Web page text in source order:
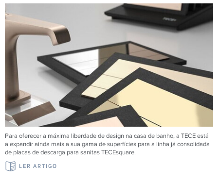
Para oferecer a máxima liberdade de design na casa de banho, a TECE está
a expandir ainda mais a sua gama de superfícies para a linha já consolidada
de placas de descarga para sanitas TECEsquare.
LER ARTIGO